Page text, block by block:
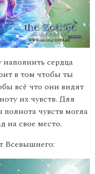
сердца
в том чтобы ты
всё что они видят
их чувств. Для
чувств могла
на свое место.
Всевышнего: